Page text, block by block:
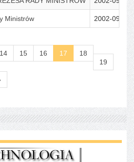
Ministrów 2002-09-13
14 15 16 17
18
19